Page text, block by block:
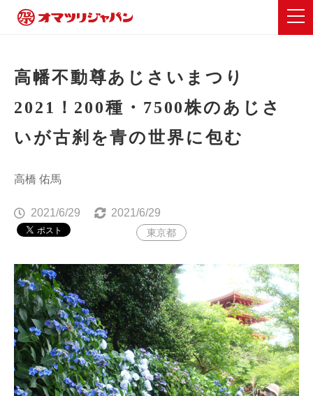
高幡不動尊あじさいまつり
2021！200種・7500株のあじさ
いが古刹を青の世界に包む
高橋 佑馬
2021/6/29 2021/6/29
東京都